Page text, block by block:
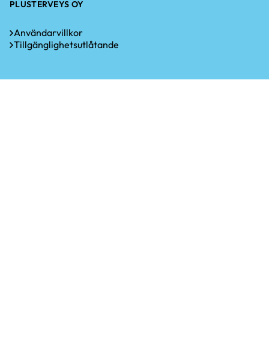
PLUSTERVEYS OY
Användarvillkor
Tillgänglighetsutlåtande